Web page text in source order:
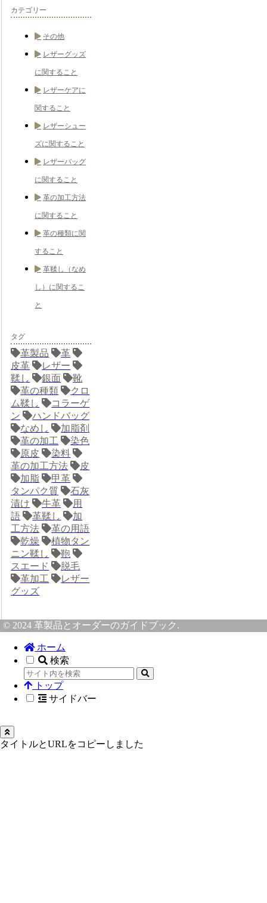
カテゴリー
その他
レザーグッズ
に関すること
レザーケアに
関すること
レザーシュー
ズに関すること
レザーバッグ
に関すること
革の加工方法
に関すること
革の種類に関
すること
革鞣し（なめ
し）に関するこ
と
タグ
革製品
革
皮革
レザー
鞣し
銀面
靴
革の種類
クロ
ム鞣し
コラーゲ
ン
ハンドバッグ
なめし
加脂剤
革の加工
染色
原皮
染料
革の加工方法
皮
加脂
甲革
タンパク質
石灰
漬け
牛革
用
語
革鞣し
加
工方法
革の用語
乾燥
植物タン
ニン鞣し
鞄
スエード
脱毛
革加工
レザー
グッズ
© 2024 革製品とオーダーのガイドブック.
ホーム
検索
トップ
サイドバー
タイトルとURLをコピーしました